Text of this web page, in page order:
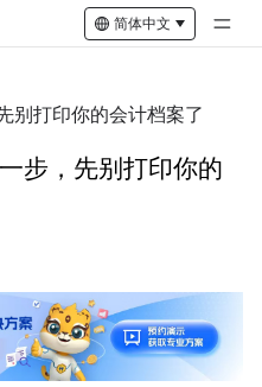
简体中文
别打印你的会计档案了
步，先别打印你的